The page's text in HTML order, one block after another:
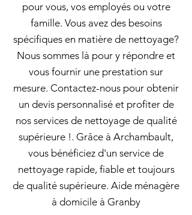
pour vous, vos employés ou votre
famille. Vous avez des besoins
spécifiques en matière de nettoyage?
Nous sommes là pour y répondre et
vous fournir une prestation sur
mesure. Contactez-nous pour obtenir
un devis personnalisé et profiter de
nos services de nettoyage de qualité
supérieure !. Grâce à Archambault,
vous bénéficiez d'un service de
nettoyage rapide, fiable et toujours
de qualité supérieure. Aide ménagère
à domicile à Granby